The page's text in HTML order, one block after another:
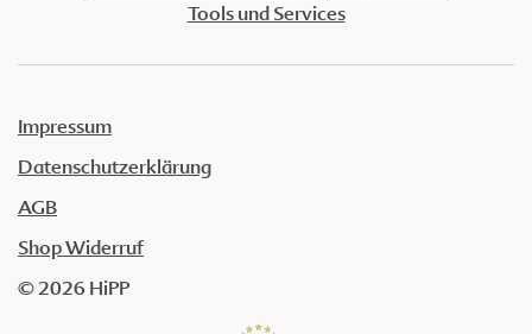
Tools und Services
Impressum
Datenschutzerklärung
AGB
Shop Widerruf
© 2026 HiPP